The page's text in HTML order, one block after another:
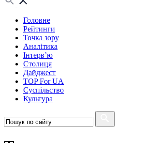
Головне
Рейтинги
Точка зору
Аналітика
Інтерв’ю
Столиця
Дайджест
TOP For UA
Суспiльство
Культура